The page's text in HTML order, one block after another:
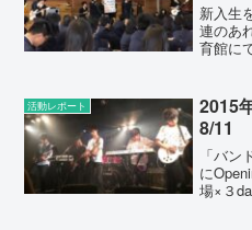
新入生
連のあ
育館に
奏する
まうの
活動レポート
2015
8/11
「バン
に
場×３